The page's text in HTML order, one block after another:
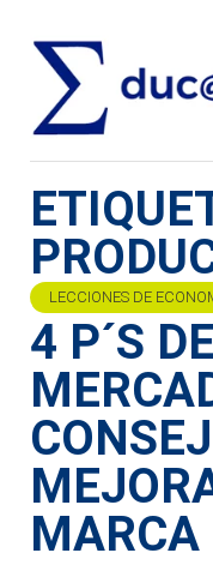
LECCIONES DE
4 P´S DE
MARCA